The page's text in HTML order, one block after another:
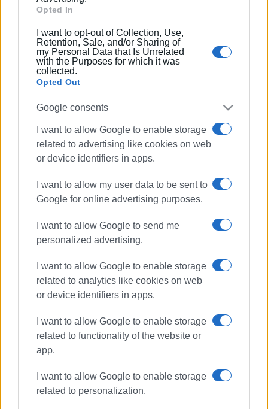
Opted In
I want to opt-out of Collection, Use,
Retention, Sale, and/or Sharing of
my Personal Data that Is Unrelated
with the Purposes for which it was
collected.
Opted Out
Google consents
I want to allow Google to enable storage
related to advertising like cookies on web
or device identifiers in apps.
I want to allow my user data to be sent to
Google for online advertising purposes.
I want to allow Google to send me
personalized advertising.
I want to allow Google to enable storage
related to analytics like cookies on web
or device identifiers in apps.
I want to allow Google to enable storage
related to functionality of the website or
app.
I want to allow Google to enable storage
related to personalization.
ΑΧΙΛΛΕΙΟ
ΣΧΕΤΙΚA AΡΘΡΑ
ΑΝΑΣΑ για Αχίλλειο: Μια διαρκής
αδιαφορία της ΕΤΑΔ και των
αρχών
Εταιρεία Ακινήτων Δημοσίου:
«Αναβαθμίζεται η εμπειρία